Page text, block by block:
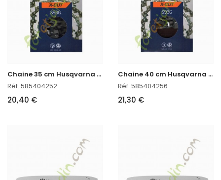
C
haine 35 cm Husqvarna 585404252
Réf. 585404252
20,40 €
C
haine 40 cm Husqvarna 585404256
Réf. 585404256
21,30 €